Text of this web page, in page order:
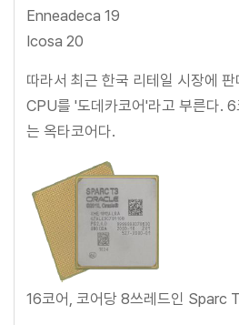
Enneadeca 19
Icosa 20
따라서 최근 한국 리테일 시장에
CPU를 '도데카코어'라고 부른다.
는 옥타코어다.
16코어, 코어당 8쓰레드인 Sparc